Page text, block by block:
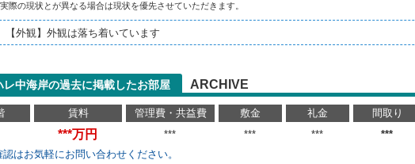
際の現状とが異なる場合は現状を優先させていただきます。
【外観】外観は落ち着いています
レ中海岸の過去に掲載したお部屋 ARCHIVE
賃料 管理費・共益費 敷金 礼金 間取り
***万円 *** *** *** ***
はお気軽にお問い合わせください。